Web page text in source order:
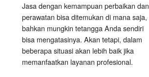
Jasa dengan kemampuan perbaikan dan
perawatan bisa ditemukan di mana saja,
bahkan mungkin tetangga Anda sendiri
bisa mengatasinya. Akan tetapi, dalam
beberapa situasi akan lebih baik jika
memanfaatkan layanan profesional.